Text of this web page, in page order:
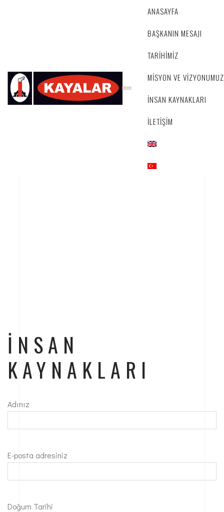
ANASAYFA
BAŞKANIN MESAJI
TARİHİMİZ
MİSYON VE VİZYONUMUZ
İNSAN KAYNAKLARI
İLETİŞİM
İNSAN
KAYNAKLARI
Adınız
E-posta adresiniz
Doğum Tarihi